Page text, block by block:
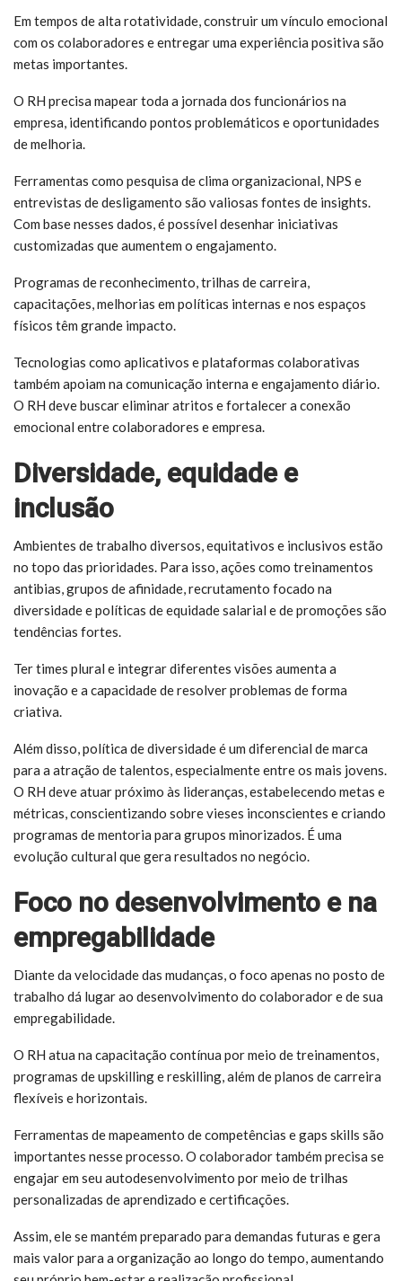
Em tempos de alta rotatividade, construir um vínculo emocional
com os colaboradores e entregar uma experiência positiva são
metas importantes.
O RH precisa mapear toda a jornada dos funcionários na
empresa, identificando pontos problemáticos e oportunidades
de melhoria.
Ferramentas como pesquisa de clima organizacional, NPS e
entrevistas de desligamento são valiosas fontes de insights.
Com base nesses dados, é possível desenhar iniciativas
customizadas que aumentem o engajamento.
Programas de reconhecimento, trilhas de carreira,
capacitações, melhorias em políticas internas e nos espaços
físicos têm grande impacto.
Tecnologias como aplicativos e plataformas colaborativas
também apoiam na comunicação interna e engajamento diário.
O RH deve buscar eliminar atritos e fortalecer a conexão
emocional entre colaboradores e empresa.
Diversidade, equidade e
inclusão
Ambientes de trabalho diversos, equitativos e inclusivos estão
no topo das prioridades. Para isso, ações como treinamentos
antibias, grupos de afinidade, recrutamento focado na
diversidade e políticas de equidade salarial e de promoções são
tendências fortes.
Ter times plural e integrar diferentes visões aumenta a
inovação e a capacidade de resolver problemas de forma
criativa.
Além disso, política de diversidade é um diferencial de marca
para a atração de talentos, especialmente entre os mais jovens.
O RH deve atuar próximo às lideranças, estabelecendo metas e
métricas, conscientizando sobre vieses inconscientes e criando
programas de mentoria para grupos minorizados. É uma
evolução cultural que gera resultados no negócio.
Foco no desenvolvimento e na
empregabilidade
Diante da velocidade das mudanças, o foco apenas no posto de
trabalho dá lugar ao desenvolvimento do colaborador e de sua
empregabilidade.
O RH atua na capacitação contínua por meio de treinamentos,
programas de upskilling e reskilling, além de planos de carreira
flexíveis e horizontais.
Ferramentas de mapeamento de competências e gaps skills são
importantes nesse processo. O colaborador também precisa se
engajar em seu autodesenvolvimento por meio de trilhas
personalizadas de aprendizado e certificações.
Assim, ele se mantém preparado para demandas futuras e gera
mais valor para a organização ao longo do tempo, aumentando